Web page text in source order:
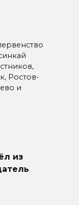
Ростов-
и
из